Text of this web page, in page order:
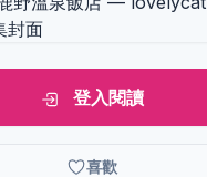
登入閱讀
喜歡